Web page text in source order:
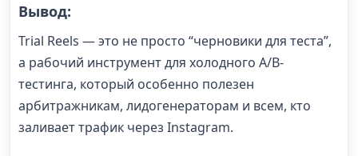
Вывод:
Trial Reels — это не просто “черновики для теста”,
а рабочий инструмент для холодного A/B-
тестинга, который особенно полезен
арбитражникам, лидогенераторам и всем, кто
заливает трафик через Instagram.